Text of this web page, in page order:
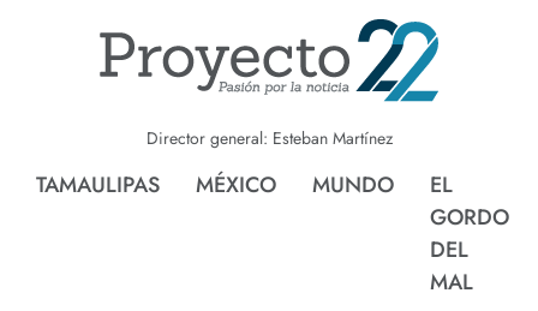
Director general: Esteban Martínez
TAMAULIPAS MÉXICO MUNDO
EL
GORDO
DEL
MAL